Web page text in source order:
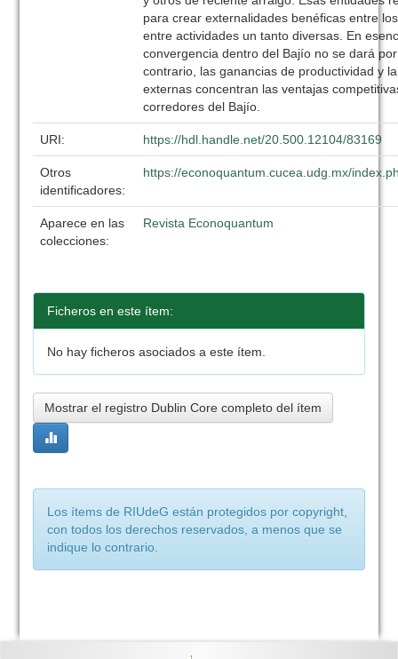
para crear externalidades benéficas entre
entre actividades un tanto diversas. En
convergencia dentro del Bajío no se dará
contrario, las ganancias de productividad y
externas concentran las ventajas
corredores del Bajío.
URI: https://hdl.handle.net/20.500.12104/83169
Otros
identificadores:
https://econoquantum.cucea.udg.mx/
Aparece en las
colecciones:
Revista Econoquantum
Ficheros en este ítem:
No hay ficheros asociados a este ítem.
Mostrar el registro Dublin Core completo del ítem
Los ítems de RIUdeG están protegidos por copyright,
con todos los derechos reservados, a menos que se
indique lo contrario.